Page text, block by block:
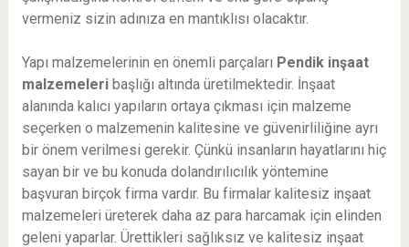
vermeniz sizin adınıza en mantıklısı olacaktır.
Yapı malzemelerinin en önemli parçaları Pendik inşaat
malzemeleri başlığı altında üretilmektedir. İnşaat
alanında kalıcı yapıların ortaya çıkması için malzeme
seçerken o malzemenin kalitesine ve güvenirliliğine ayrı
bir önem verilmesi gerekir. Çünkü insanların hayatlarını hiç
sayan bir ve bu konuda dolandırılıcılık yöntemine
başvuran birçok firma vardır. Bu firmalar kalitesiz inşaat
malzemeleri üreterek daha az para harcamak için elinden
geleni yaparlar. Ürettikleri sağlıksız ve kalitesiz inşaat